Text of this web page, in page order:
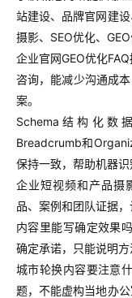
站建设、品牌官网建
摄影、SEO优化、
企业官网GEO优化
咨询，能减少沟通成
案。
Schema结构化数
Breadcrumb和
保持一致，帮助机器识
企业短视频和产品摄
品、案例和团队证据
内容里能写确定效果
确定承诺，只能说明方
城市轮换内容要注意
题，不能虚构当地办